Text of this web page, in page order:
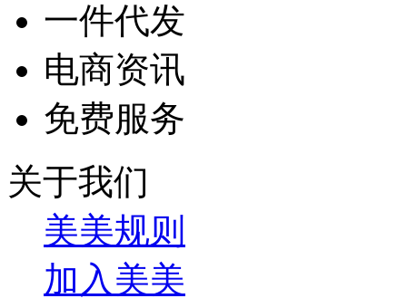
一件代发
电商资讯
免费服务
关于我们
美美规则
加入美美